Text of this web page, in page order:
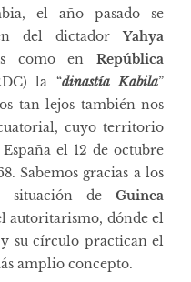
el año pasado se
del dictadorYahya
como en República
la “dinastía Kabila”
tan lejos también nos
cuyo territorio
el 12 de octubre
Sabemos gracias a los
situación de Guinea
autoritarismo, dónde el
su círculo practican el
amplio concepto.